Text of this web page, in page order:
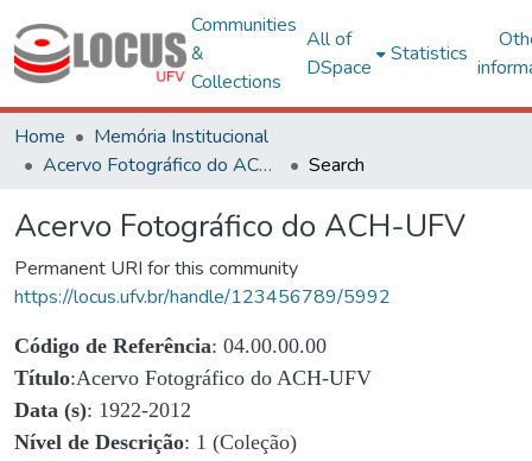
Communities
&
Collections
All of
DSpace
Statistics
Home
Memória Institucional
Acervo Fotográfico do ACH-UFV
Search
Acervo Fotográfico do ACH-UFV
Permanent URI for this community
https://locus.ufv.br/handle/123456789/5992
Código de Referência: 04.00.00.00
Título:Acervo Fotográfico do ACH-UFV
Data (s): 1922-2012
Nível de Descrição: 1 (Coleção)